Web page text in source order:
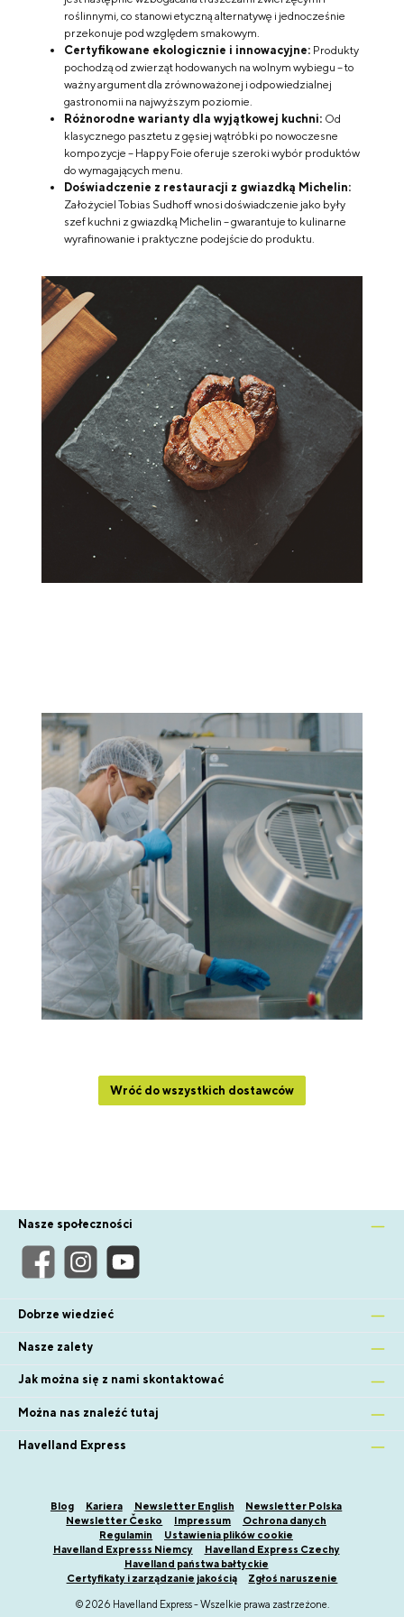
roślinnymi, co stanowi etyczną alternatywę i jednocześnie
przekonuje pod względem smakowym.
Certyfikowane ekologicznie i innowacyjne: Produkty
pochodzą od zwierząt hodowanych na wolnym wybiegu – to
ważny argument dla zrównoważonej i odpowiedzialnej
gastronomii na najwyższym poziomie.
Różnorodne warianty dla wyjątkowej kuchni: Od
klasycznego pasztetu z gęsiej wątróbki po nowoczesne
kompozycje – Happy Foie oferuje szeroki wybór produktów
do wymagających menu.
Doświadczenie z restauracji z gwiazdką Michelin:
Założyciel Tobias Sudhoff wnosi doświadczenie jako były
szef kuchni z gwiazdką Michelin – gwarantuje to kulinarne
wyrafinowanie i praktyczne podejście do produktu.
Wróć do wszystkich dostawców
Nasze społeczności
Dobrze wiedzieć
Nasze zalety
Jak można się z nami skontaktować
Można nas znaleźć tutaj
Havelland Express
Blog Kariera Newsletter English
Newsletter Polska
Newsletter Česko
Impressum
Ochrona danych
Regulamin
Ustawienia plików cookie
Havelland Expresss Niemcy
Havelland Express Czechy
Havelland państwa bałtyckie
Certyfikaty i zarządzanie jakością
Zgłoś naruszenie
© 2026 Havelland Express - Wszelkie prawa zastrzeżone.